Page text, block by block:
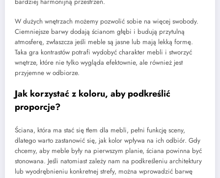
W dużych wnętrzach możemy pozwolić sobie na więcej swobody.
Ciemniejsze barwy dodają ścianom głębi i budują przytulną
atmosferę, zwłaszcza jeśli meble są jasne lub mają lekką formę.
Taka gra kontrastów potrafi wydobyć charakter mebli i stworzyć
wnętrze, które nie tylko wygląda efektownie, ale również jest
przyjemne w odbiorze.
Jak korzystać z koloru, aby podkreślić
proporcje?
Ściana, która ma stać się tłem dla mebli, pełni funkcję sceny,
dlatego warto zastanowić się, jak kolor wpływa na ich odbiór. Gdy
chcemy, aby meble były na pierwszym planie, ściana powinna być
stonowana. Jeśli natomiast zależy nam na podkreśleniu architektury
lub wyodrębnieniu konkretnej strefy, można wprowadzić barwę